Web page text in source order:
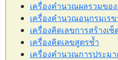
เครื่องคำนวณผลรวมขอ
เครื่องคำนวณอนุกรมเร
เครื่องคิดเลขการสร้างเซ็
เครื่องคิดเลขสูตรซ้ำ
เครื่องคำนวณการประม